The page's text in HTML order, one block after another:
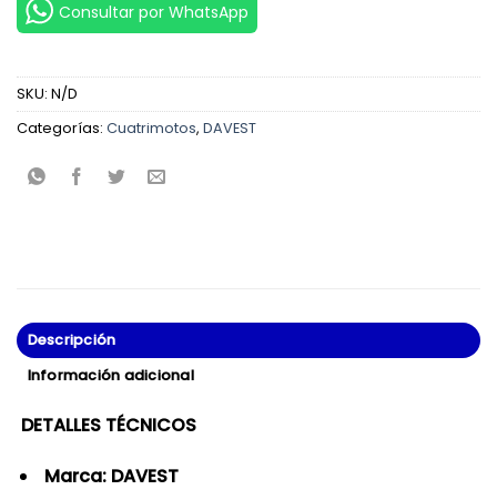
Consultar por WhatsApp
SKU: N/D
Categorías: Cuatrimotos, DAVEST
Descripción
Información adicional
DETALLES TÉCNICOS
Marca: DAVEST